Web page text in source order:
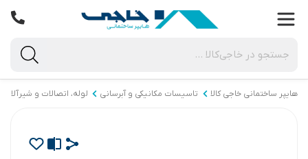
هایپر ساختمانی خاجی‌ کالا تاسیسات مکانیکی و آبرسانی لوله، اتصالات و شیرآلات